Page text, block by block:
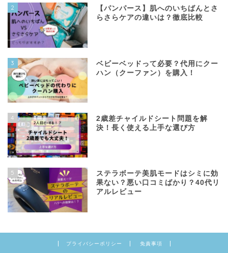
2
【パンパース】肌へのいちばんとさ
らさらケアの違いは？徹底比較
3
ベビーベッドって必要？代用にクー
ハン（クーファン）を購入！
4
2歳差チャイルドシート問題を解
決！長く使える上手な選び方
5
ステラボーテ美肌モードはシミに効
果ない？悪い口コミばかり？40代リ
アルレビュー
プライバシーポリシー 免責事項